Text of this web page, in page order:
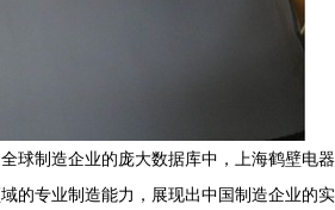
球制造企业的庞大数据库中，上海鹤壁电器
的专业制造能力，展现出中国制造企业的实